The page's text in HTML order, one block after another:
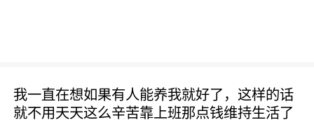
我一直在想如果有人能养我就好了，这样的话
就不用天天这么辛苦靠上班那点钱维持生活了